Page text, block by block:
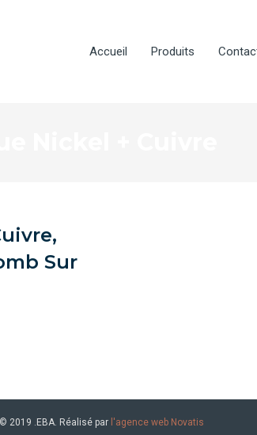
Accueil Produits
Sur
2019 .EBA. Réalisé par l'agence web Novatis